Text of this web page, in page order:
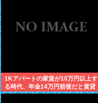
1Kアパートの家賃が10万円以上す
る時代、年金14万円前後だと賃貸
の人は無理じゃね？